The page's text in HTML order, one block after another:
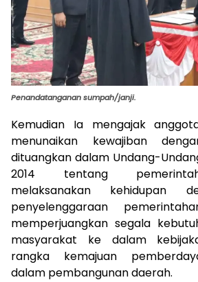
Penandatanganan sumpah/janji.
Kemudian Ia mengajak
menunaikan kewajiban
dituangkan dalam Undang-
2014 tentang
melaksanakan kehidupan
penyelenggaraan
memperjuangkan segala
masyarakat ke dalam
rangka kemajuan
dalam pembangunan daerah.